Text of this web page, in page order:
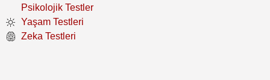
Psikolojik Testler
Yaşam Testleri
Zeka Testleri